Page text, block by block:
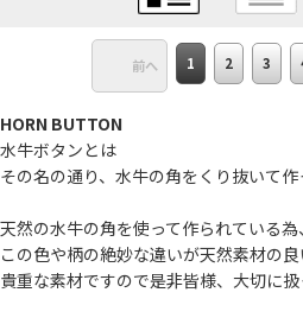
前へ 1 2 3
HORN BUTTON
水牛ボタンとは
その名の通り、水牛の角をくり抜いて
天然の水牛の角を使って作られている
この色や柄の絶妙な違いが天然素材の
貴重な素材ですので是非皆様、大切に